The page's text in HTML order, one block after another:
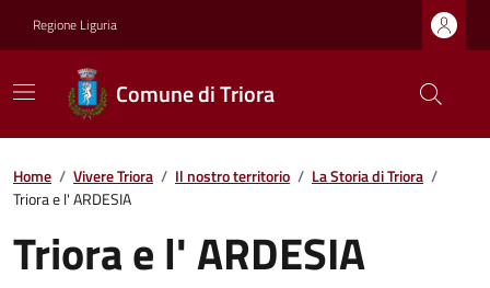
Regione Liguria
Comune di Triora
Home / Vivere Triora / Il nostro territorio / La Storia di Triora /
Triora e l' ARDESIA
Triora e l' ARDESIA